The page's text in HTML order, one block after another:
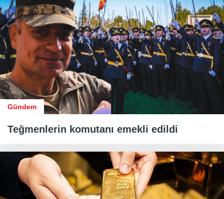
Gündem
Teğmenlerin komutanı emekli edildi